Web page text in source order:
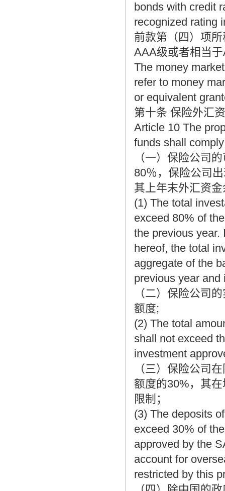
bonds with credit
recognized rating
前款第（四）项
AAA级或者相当
The money
refer to money
or equivalent
第十条 保险外汇
Article 10 The
funds shall
（一）保险公司
80％，保险公司
其上年末外汇资
(1) The total
exceed 80% of
the previous year.
hereof, the total
aggregate of the
previous year and
（二）保险公司
额度;
(2) The total
shall not exceed
investment
（三）保险公司
额度的30%，其
限制；
(3) The deposits
exceed 30% of
approved by the
account for
restricted by this